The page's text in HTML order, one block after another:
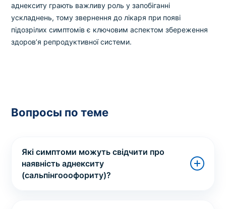
аднекситу грають важливу роль у запобіганні
ускладнень, тому звернення до лікаря при появі
підозрілих симптомів є ключовим аспектом збереження
здоров’я репродуктивної системи.
Вопросы по теме
Які симптоми можуть свідчити про
наявність аднекситу
(сальпінгооофориту)?